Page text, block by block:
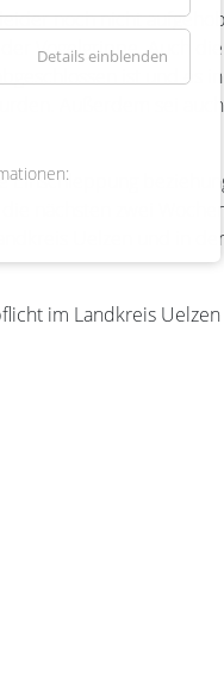
noch nicht
Vogelgrippe. Auch
ist und es
Außerdem sei
nächsten zwei
Uelzen und in
im Landkreis
Details einblenden